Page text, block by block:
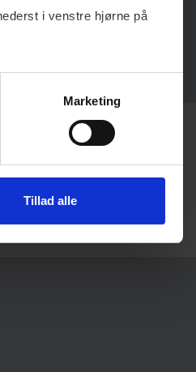
i venstre hjørne på
Marketing
Tillad alle